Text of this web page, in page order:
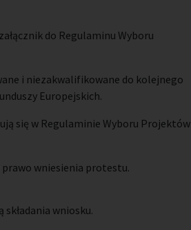
do Regulaminu Wyboru
i niezakwalifikowane do kolejnego
Europejskich.
się w Regulaminie Wyboru Projektów
prawo wniesienia protestu.
wniosku.